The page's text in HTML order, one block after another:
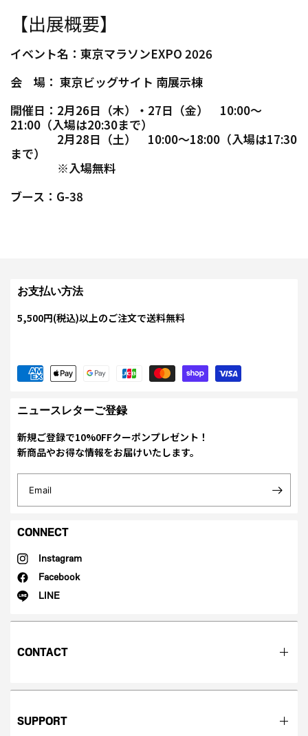
【出展概要】
イベント名：東京マラソンEXPO 2026
会 場： 東京ビッグサイト 南展示棟
開催日：2月26日（木）・27日（金） 10:00～
21:00（入場は20:30まで）
2月28日（土） 10:00～18:00（入場は17:30
まで）
※入場無料
ブース：G-38
お支払い方法
5,500円(税込)以上のご注文で送料無料
ニュースレターご登録
新規ご登録で10%0FFクーポンプレゼント！
新商品やお得な情報をお届けいたします。
Email
CONNECT
Instagram
Facebook
LINE
CONTACT
SUPPORT